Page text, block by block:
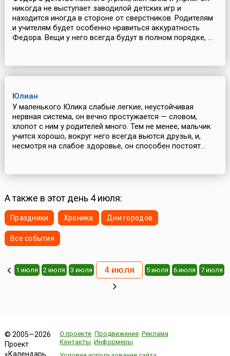
никогда не выступает заводилой детских игр и
находится иногда в стороне от сверстников. Родителям
и учителям будет особенно нравиться аккуратность
Федора. Вещи у него всегда будут в полном порядке, ...
Юлиан
У маленького Юлика слабые легкие, неустойчивая
нервная система, он вечно простужается — словом,
хлопот с ним у родителей много. Тем не менее, мальчик
учится хорошо, вокруг него всегда вьются друзья, и,
несмотря на слабое здоровье, он способен постоят...
А также в этот день 4 июля:
Праздники Хроника Дни городов
Все события
1 июля 2 июля 3 июля 4 июля 5 июля 6 июля 7 июля
© 2005—2026
Проект
«Календарь
О проекте Продвижение Реклама
Контакты Информеры